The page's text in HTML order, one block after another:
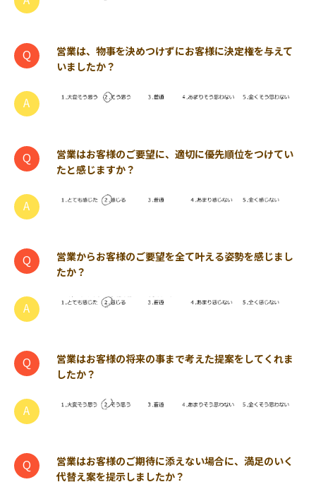
営業は、物事を決めつけずにお客様に決定権を与えて
いましたか？
営業はお客様のご要望に、適切に優先順位をつけてい
たと感じますか？
営業からお客様のご要望を全て叶える姿勢を感じまし
たか？
営業はお客様の将来の事まで考えた提案をしてくれま
したか？
営業はお客様のご期待に添えない場合に、満足のいく
代替え案を提示しましたか？